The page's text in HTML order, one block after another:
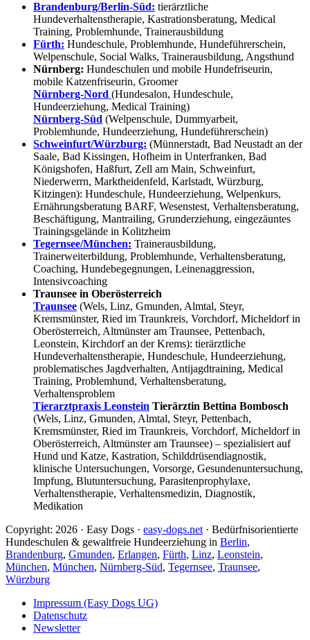
Brandenburg/Berlin-Süd: tierärztliche
Hundeverhaltenstherapie, Kastrationsberatung, Medical
Training, Problemhunde, Trainerausbildung
Fürth: Hundeschule, Problemhunde, Hundeführerschein,
Welpenschule, Social Walks, Trainerausbildung, Angsthund
Nürnberg: Hundeschulen und mobile Hundefriseurin,
mobile Katzenfriseurin, Groomer
Nürnberg-Nord (Hundesalon, Hundeschule,
Hundeerziehung, Medical Training)
Nürnberg-Süd (Welpenschule, Dummyarbeit,
Problemhunde, Hundeerziehung, Hundeführerschein)
Schweinfurt/Würzburg: (Münnerstadt, Bad Neustadt an der
Saale, Bad Kissingen, Hofheim in Unterfranken, Bad
Königshofen, Haßfurt, Zell am Main, Schweinfurt,
Niederwerrn, Marktheidenfeld, Karlstadt, Würzburg,
Kitzingen): Hundeschule, Hundeerziehung, Welpenkurs,
Ernährungsberatung BARF, Wesenstest, Verhaltensberatung,
Beschäftigung, Mantrailing, Grunderziehung, eingezäuntes
Trainingsgelände in Kolitzheim
Tegernsee/München: Trainerausbildung,
Trainerweiterbildung, Problemhunde, Verhaltensberatung,
Coaching, Hundebegegnungen, Leinenaggression,
Intensivcoaching
Traunsee in Oberösterreich
Traunsee (Wels, Linz, Gmunden, Almtal, Steyr,
Kremsmünster, Ried im Traunkreis, Vorchdorf, Micheldorf in
Oberösterreich, Altmünster am Traunsee, Pettenbach,
Leonstein, Kirchdorf an der Krems): tierärztliche
Hundeverhaltenstherapie, Hundeschule, Hundeerziehung,
problematisches Jagdverhalten, Antijagdtraining, Medical
Training, Problemhund, Verhaltensberatung,
Verhaltensproblem
Tierarztpraxis Leonstein Tierärztin Bettina Bombosch
(Wels, Linz, Gmunden, Almtal, Steyr, Pettenbach,
Kremsmünster, Ried im Traunkreis, Vorchdorf, Micheldorf in
Oberösterreich, Altmünster am Traunsee) – spezialisiert auf
Hund und Katze, Kastration, Schilddrüsendiagnostik,
klinische Untersuchungen, Vorsorge, Gesundenuntersuchung,
Impfung, Blutuntersuchung, Parasitenprophylaxe,
Verhaltenstherapie, Verhaltensmedizin, Diagnostik,
Medikation
Copyright: 2026 · Easy Dogs · easy-dogs.net · Bedürfnisorientierte
Hundeschulen & gewaltfreie Hundeerziehung in Berlin,
Brandenburg, Gmunden, Erlangen, Fürth, Linz, Leonstein,
München, München, Nürnberg-Süd, Tegernsee, Traunsee,
Würzburg
Impressum (Easy Dogs UG)
Datenschutz
Newsletter